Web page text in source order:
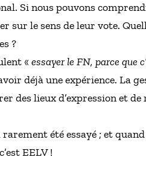
Si nous pouvons
sur le sens de leur vote.
?
« essayer le FN, parce que
déjà une expérience. La
des lieux d’expression et de
été essayé ; et quand
EELV !